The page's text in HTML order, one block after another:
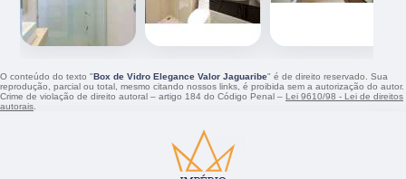
O conteúdo do texto "Box de Vidro Elegance Valor Jaguaribe" é de direito reservado. Sua
reprodução, parcial ou total, mesmo citando nossos links, é proibida sem a autorização do autor.
Crime de violação de direito autoral – artigo 184 do Código Penal – Lei 9610/98 - Lei de direitos
autorais